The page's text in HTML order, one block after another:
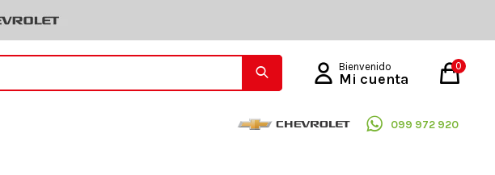
099 972 920
0